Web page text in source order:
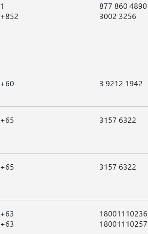
1
+852
877 860 4890
3002 3256
+60 3 9212 1942
+65 3157 6322
+65 3157 6322
+63
+63